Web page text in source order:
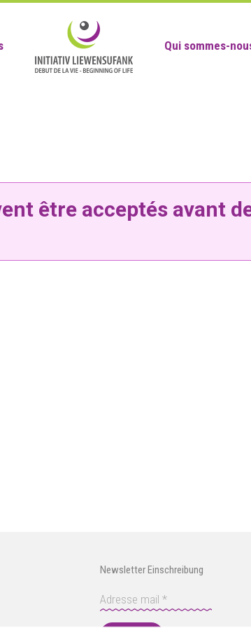
Qui sommes-
être acceptés avant
Newsletter Einschreibung